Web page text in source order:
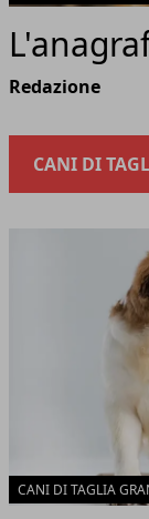
Redazione
CANI DI
CANI DI TAGLIA